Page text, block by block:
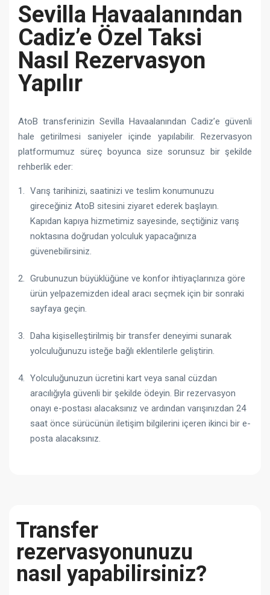
Sevilla Havaalanından
Cadiz’e Özel Taksi
Nasıl Rezervasyon
Yapılır
AtoB transferinizin Sevilla Havaalanından Cadiz’e güvenli
hale getirilmesi saniyeler içinde yapılabilir. Rezervasyon
platformumuz süreç boyunca size sorunsuz bir şekilde
rehberlik eder:
Varış tarihinizi, saatinizi ve teslim konumunuzu
gireceğiniz AtoB sitesini ziyaret ederek başlayın.
Kapıdan kapıya hizmetimiz sayesinde, seçtiğiniz varış
noktasına doğrudan yolculuk yapacağınıza
güvenebilirsiniz.
Grubunuzun büyüklüğüne ve konfor ihtiyaçlarınıza göre
ürün yelpazemizden ideal aracı seçmek için bir sonraki
sayfaya geçin.
Daha kişiselleştirilmiş bir transfer deneyimi sunarak
yolculuğunuzu isteğe bağlı eklentilerle geliştirin.
Yolculuğunuzun ücretini kart veya sanal cüzdan
aracılığıyla güvenli bir şekilde ödeyin. Bir rezervasyon
onayı e-postası alacaksınız ve ardından varışınızdan 24
saat önce sürücünün iletişim bilgilerini içeren ikinci bir e-
posta alacaksınız.
Transfer
rezervasyonunuzu
nasıl yapabilirsiniz?